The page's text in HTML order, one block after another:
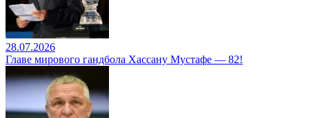
28.07.2026
Главе мирового гандбола Хассану Мустафе — 82!